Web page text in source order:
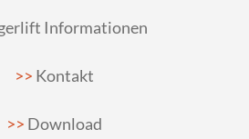
Informationen
Kontakt
Download